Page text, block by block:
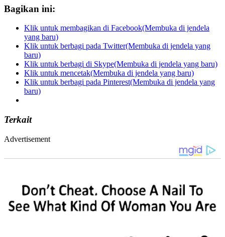
Bagikan ini:
Klik untuk membagikan di Facebook(Membuka di jendela
yang baru)
Klik untuk berbagi pada Twitter(Membuka di jendela yang
baru)
Klik untuk berbagi di Skype(Membuka di jendela yang baru)
Klik untuk mencetak(Membuka di jendela yang baru)
Klik untuk berbagi pada Pinterest(Membuka di jendela yang
baru)
Terkait
Advertisement